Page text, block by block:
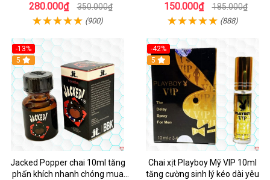
280.000₫ 350.000₫
(900)
150.000₫ 185.000₫
(888)
-13%
5
Jacked Popper chai 10ml tăng
phấn khích nhanh chóng mua
-42%
5
Chai xịt Playboy Mỹ VIP 10ml
tăng cường sinh lý kéo dài yêu